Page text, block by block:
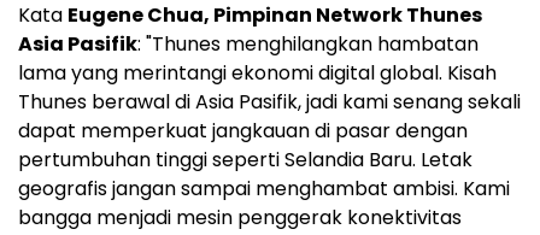
Kata Eugene Chua, Pimpinan Network Thunes
Asia Pasifik: "Thunes menghilangkan hambatan
lama yang merintangi ekonomi digital global. Kisah
Thunes berawal di Asia Pasifik, jadi kami senang sekali
dapat memperkuat jangkauan di pasar dengan
pertumbuhan tinggi seperti Selandia Baru. Letak
geografis jangan sampai menghambat ambisi. Kami
bangga menjadi mesin penggerak konektivitas